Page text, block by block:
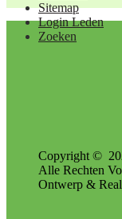
Sitemap
Login Leden
Zoeken
Copyright ©
Alle Rechten
Ontwerp &